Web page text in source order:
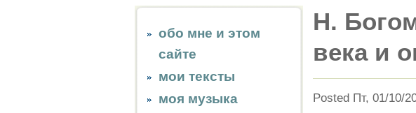
обо мне и этом
сайте
мои тексты
моя музыка
Н.
века и
Posted Пт, 01/10/